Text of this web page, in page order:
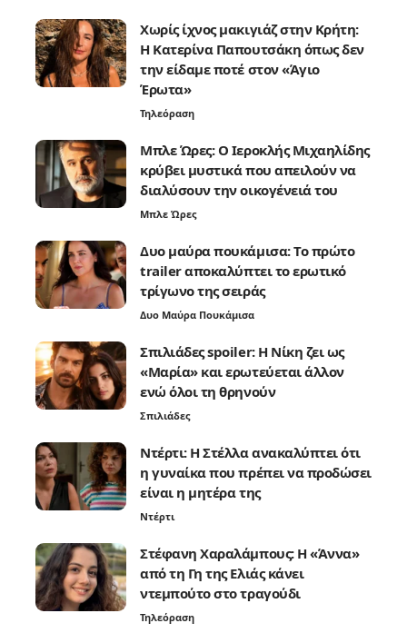
Χωρίς ίχνος μακιγιάζ στην Κρήτη:
Η Κατερίνα Παπουτσάκη όπως δεν
την είδαμε ποτέ στον «Άγιο
Έρωτα»
Τηλεόραση
Μπλε Ώρες: Ο Ιεροκλής Μιχαηλίδης
κρύβει μυστικά που απειλούν να
διαλύσουν την οικογένειά του
Μπλε Ώρες
Δυο μαύρα πουκάμισα: Το πρώτο
trailer αποκαλύπτει το ερωτικό
τρίγωνο της σειράς
Δυο Μαύρα Πουκάμισα
Σπιλιάδες spoiler: Η Νίκη ζει ως
«Μαρία» και ερωτεύεται άλλον
ενώ όλοι τη θρηνούν
Σπιλιάδες
Ντέρτι: Η Στέλλα ανακαλύπτει ότι
η γυναίκα που πρέπει να προδώσει
είναι η μητέρα της
Ντέρτι
Στέφανη Χαραλάμπους: Η «Άννα»
από τη Γη της Ελιάς κάνει
ντεμπούτο στο τραγούδι
Τηλεόραση